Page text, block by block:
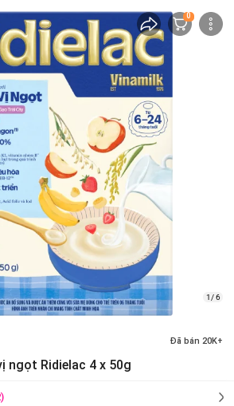
0
1/ 6
Đã bán 20K+
ngọt Ridielac 4 x 50g